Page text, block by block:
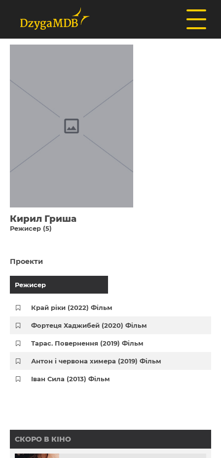
Кирил Гриша
Режисер (5)
Проекти
Режисер
Край ріки (2022) Фільм
Фортеця Хаджибей (2020) Фільм
Тарас. Повернення (2019) Фільм
Антон і червона химера (2019) Фільм
Іван Сила (2013) Фільм
СКОРО В КІНО